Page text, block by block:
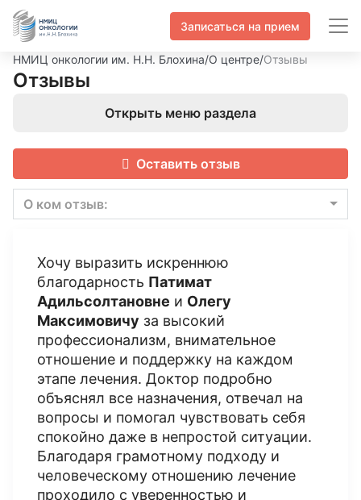
Записаться на прием
НМИЦ онкологии им. Н.Н. Блохина/О центре/Отзывы
Отзывы
Открыть меню раздела
Оставить отзыв
О ком отзыв:
Хочу выразить искреннюю
благодарность Патимат
Адильсолтановне и Олегу
Максимовичу за высокий
профессионализм, внимательное
отношение и поддержку на каждом
этапе лечения. Доктор подробно
объяснял все назначения, отвечал на
вопросы и помогал чувствовать себя
спокойно даже в непростой ситуации.
Благодаря грамотному подходу и
человеческому отношению лечение
проходило с уверенностью и